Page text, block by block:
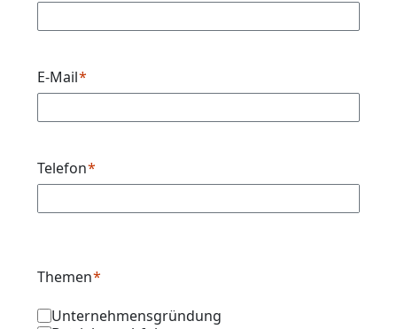
E-Mail
Telefon
Themen
Unternehmensgründung